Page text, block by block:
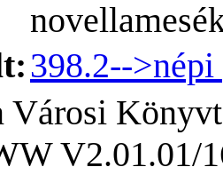
398.2--
Városi
V2.01.01/